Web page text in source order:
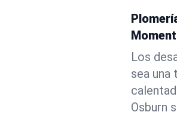
Los
sea una
Osburn